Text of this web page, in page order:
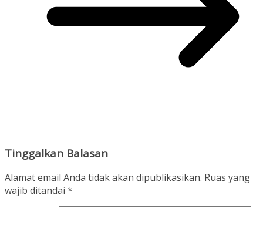
Tinggalkan Balasan
Alamat email Anda tidak akan dipublikasikan. Ruas yang
wajib ditandai *